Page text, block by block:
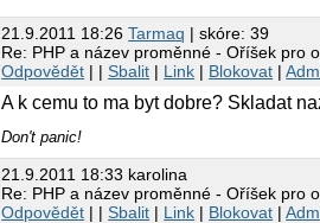
21.9.2011 18:26Tarmaq | skóre: 39
Re: PHP a název proměnné - Oříšek pro
Odpovědět | |Sbalit | Link | Blokovat |
A k cemu to ma byt dobre? Skladat
Don't panic!
21.9.2011 18:33 karolina
Re: PHP a název proměnné - Oříšek pro
Odpovědět | |Sbalit | Link | Blokovat |